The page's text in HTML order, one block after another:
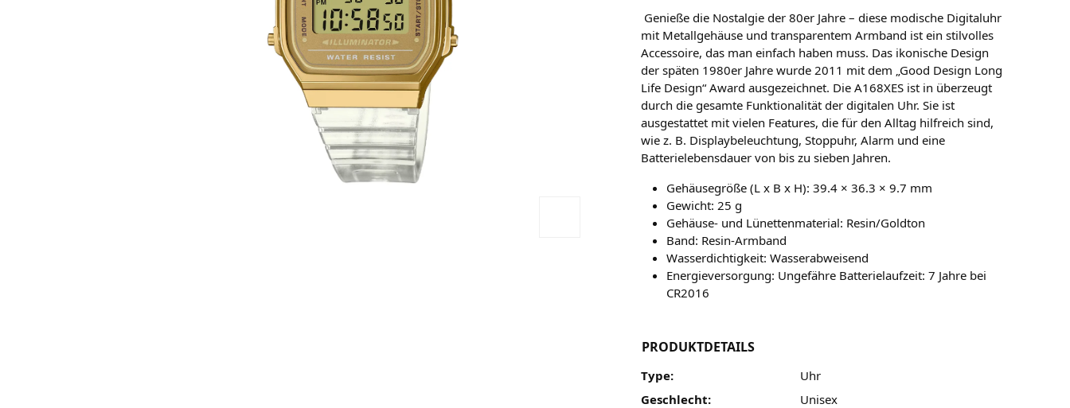
Genieße die Nostalgie der 80er Jahre – diese modische Digitaluhr
mit Metallgehäuse und transparentem Armband ist ein stilvolles
Accessoire, das man einfach haben muss. Das ikonische Design
der späten 1980er Jahre wurde 2011 mit dem „Good Design Long
Life Design“ Award ausgezeichnet. Die A168XES ist in überzeugt
durch die gesamte Funktionalität der digitalen Uhr. Sie ist
ausgestattet mit vielen Features, die für den Alltag hilfreich sind,
wie z. B. Displaybeleuchtung, Stoppuhr, Alarm und eine
Batterielebensdauer von bis zu sieben Jahren.
Gehäusegröße (L x B x H): 39.4 × 36.3 × 9.7 mm
Gewicht: 25 g
Gehäuse- und Lünettenmaterial: Resin/Goldton
Band: Resin-Armband
Wasserdichtigkeit: Wasserabweisend
Energieversorgung: Ungefähre Batterielaufzeit: 7 Jahre bei
CR2016
PRODUKTDETAILS
Type:
Uhr
Geschlecht:
Unisex